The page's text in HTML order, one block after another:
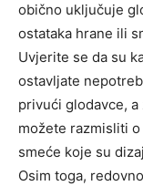
obično uključuje
ostataka hrane ili
Uvjerite se da su
ostavljate
privući glodavce,
možete razmisliti
smeće koje su
Osim toga,